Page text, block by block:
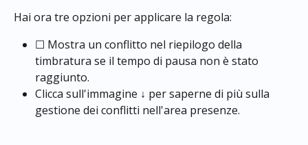
Hai ora tre opzioni per applicare la regola:
☐ Mostra un conflitto nel riepilogo della
timbratura se il tempo di pausa non è stato
raggiunto.
Clicca sull'immagine ↓ per saperne di più sulla
gestione dei conflitti nell'area presenze.